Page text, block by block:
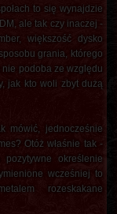
to się wynajdzie
ale tak czy inaczej -
większość dysko
grania, którego
podoba ze względu
jak kto woli zbyt dużą
mówić, jednocześnie
Otóż właśnie tak -
określenie
wcześniej to
rozeskakane